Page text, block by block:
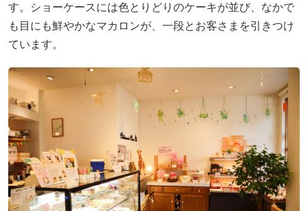
す。ショーケースには色とりどりのケーキが並び、なかで
も目にも鮮やかなマカロンが、一段とお客さまを引きつけ
ています。